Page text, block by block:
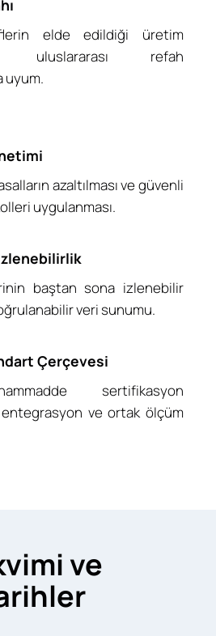
elde edildiği üretim
uluslararası refah
uyum.
azaltılması ve güvenli
uygulanması.
baştan sona izlenebilir
veri sunumu.
Çerçevesi
sertifikasyon
ve ortak ölçüm
ve